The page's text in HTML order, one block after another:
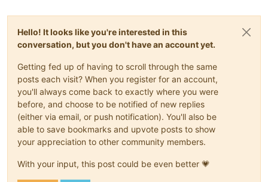
Hello! It looks like you're interested in this
conversation, but you don't have an account yet.
Getting fed up of having to scroll through the same
posts each visit? When you register for an account,
you'll always come back to exactly where you were
before, and choose to be notified of new replies
(either via email, or push notification). You'll also be
able to save bookmarks and upvote posts to show
your appreciation to other community members.
With your input, this post could be even better 💗